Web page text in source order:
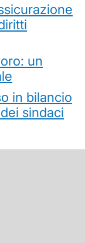
un
in bilancio
sindaci